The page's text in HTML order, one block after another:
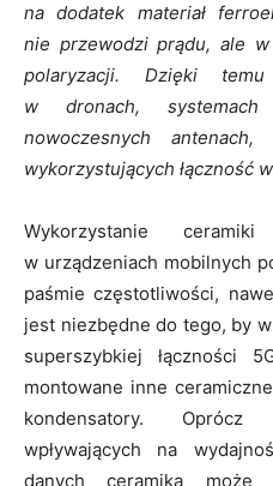
na dodatek materiał
nie przewodzi prądu, ale
polaryzacji. Dzięki
w dronach, systemach
nowoczesnych
wykorzystujących łączność
Wykorzystanie
w urządzeniach mobilnych
paśmie częstotliwości,
jest niezbędne do tego, by
superszybkiej łączności
montowane inne
kondensatory. Oprócz
wpływających na
danych ceramika może